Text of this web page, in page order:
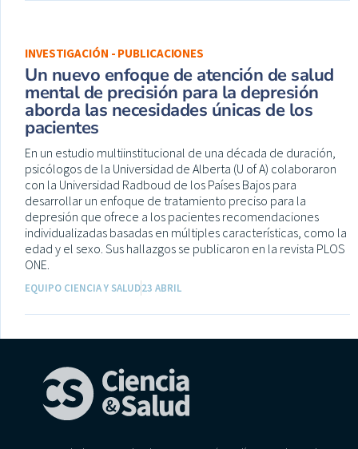
INVESTIGACIÓN - PUBLICACIONES
Un nuevo enfoque de atención de salud
mental de precisión para la depresión
aborda las necesidades únicas de los
pacientes
En un estudio multiinstitucional de una década de duración,
psicólogos de la Universidad de Alberta (U of A) colaboraron
con la Universidad Radboud de los Países Bajos para
desarrollar un enfoque de tratamiento preciso para la
depresión que ofrece a los pacientes recomendaciones
individualizadas basadas en múltiples características, como la
edad y el sexo. Sus hallazgos se publicaron en la revista PLOS
ONE.
EQUIPO CIENCIA Y SALUD23 ABRIL